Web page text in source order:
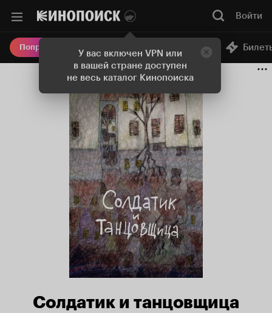
У вас включен VPN или
в вашей стране доступен
не весь каталог Кинопоиска
Войти
Попробовать Плюс Онлайн-кинотеатр
Солдатик и танцовщица